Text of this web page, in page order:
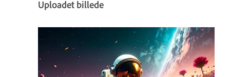
Uploadet billede